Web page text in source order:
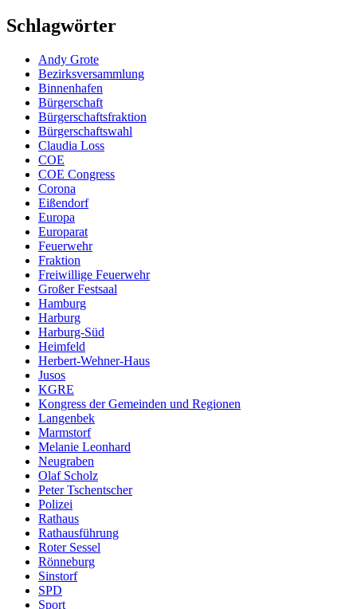
Schlagwörter
Andy Grote
Bezirksversammlung
Binnenhafen
Bürgerschaft
Bürgerschaftsfraktion
Bürgerschaftswahl
Claudia Loss
COE
COE Congress
Corona
Eißendorf
Europa
Europarat
Feuerwehr
Fraktion
Freiwillige Feuerwehr
Großer Festsaal
Hamburg
Harburg
Harburg-Süd
Heimfeld
Herbert-Wehner-Haus
Jusos
KGRE
Kongress der Gemeinden und Regionen
Langenbek
Marmstorf
Melanie Leonhard
Neugraben
Olaf Scholz
Peter Tschentscher
Polizei
Rathaus
Rathausführung
Roter Sessel
Rönneburg
Sinstorf
SPD
Sport